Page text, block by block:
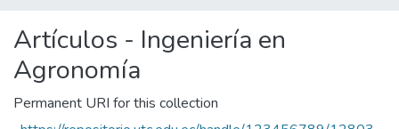
Artículos - Ingeniería en
Agronomía
Permanent URI for this collection